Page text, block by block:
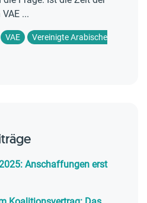
...
VAE
Vereinigte Arabische
Anschaffungen erst